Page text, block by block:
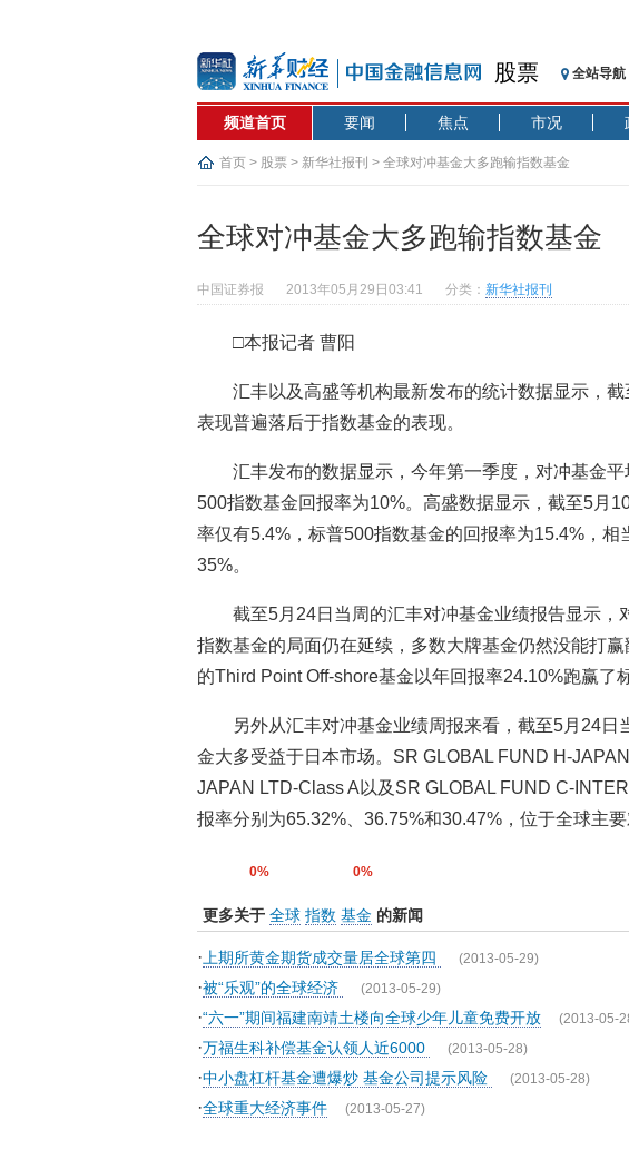
股票 全站导航
频道首页 要闻 焦点 市况
首页 > 股票 > 新华社报刊 > 全球对冲基金大多跑输指数基金
全球对冲基金大多跑输指数基金
中国证券报 2013年05月29日03:41 分类： 新华社报刊
□本报记者 曹阳
汇丰以及高盛等机构最新发布的统计数据显示，
表现普遍落后于指数基金的表现。
汇丰发布的数据显示，今年第一季度，对冲基金
500指数基金回报率为10%。高盛数据显示，截至5月
率仅有5.4%，标普500指数基金的回报率为15.4%，相
35%。
截至5月24日当周的汇丰对冲基金业绩报告显示，
指数基金的局面仍在延续，多数大牌基金仍然没能打
的Third Point Off-shore基金以年回报率24.10%跑赢了
另外从汇丰对冲基金业绩周报来看，截至5月24日
金大多受益于日本市场。SR GLOBAL FUND H-
JAPAN LTD-Class A以及SR GLOBAL FUND C-
报率分别为65.32%、36.75%和30.47%，位于全球主
0% 0%
更多关于 全球 指数 基金 的新闻
· 上期所黄金期货成交量居全球第四 (2013-05-29)
·被“乐观”的全球经济 (2013-05-29)
·“六一”期间福建南靖土楼向全球少年儿童免费开放 (2013-05-
·万福生科补偿基金认领人近6000 (2013-05-28)
·中小盘杠杆基金遭爆炒 基金公司提示风险 (2013-05-28)
·全球重大经济事件 (2013-05-27)